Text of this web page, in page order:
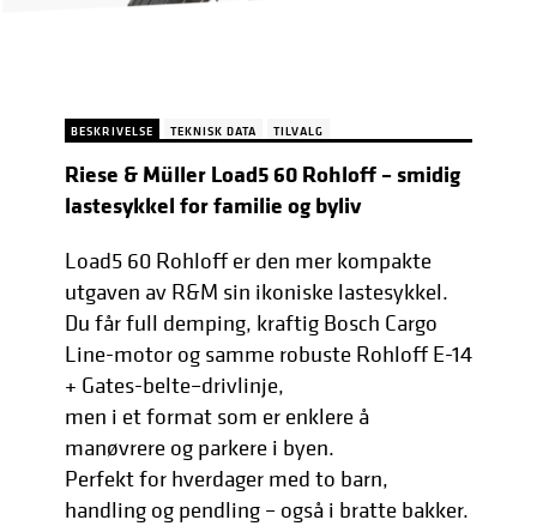
BESKRIVELSE TEKNISK DATA TILVALG
Riese & Müller Load5 60 Rohloff – smidig
lastesykkel for familie og byliv
Load5 60 Rohloff er den mer kompakte
utgaven av R&M sin ikoniske lastesykkel.
Du får full demping, kraftig Bosch Cargo
Line-motor og samme robuste Rohloff E-14
+ Gates-belte–drivlinje,
men i et format som er enklere å
manøvrere og parkere i byen.
Perfekt for hverdager med to barn,
handling og pendling – også i bratte bakker.